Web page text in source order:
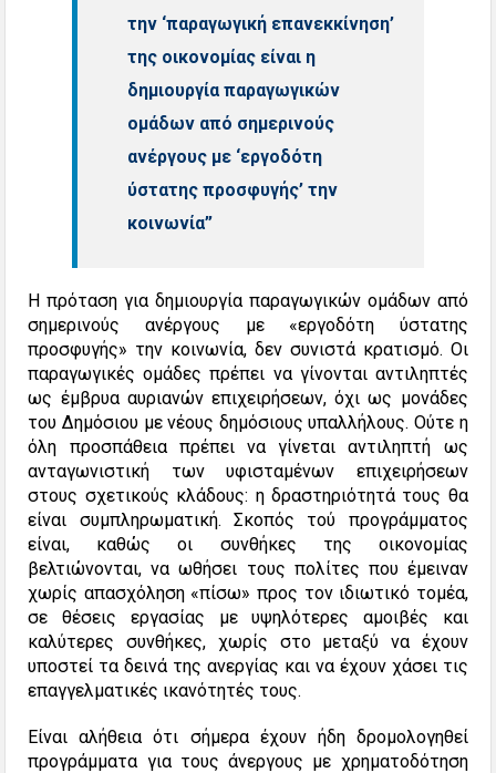
την ‘παραγωγική επανεκκίνηση’
της οικονομίας είναι η
δημιουργία παραγωγικών
ομάδων από σημερινούς
ανέργους με ‘εργοδότη
ύστατης προσφυγής’ την
κοινωνία”
Η πρόταση για δημιουργία παραγωγικών ομάδων από
σημερινούς ανέργους με «εργοδότη ύστατης
προσφυγής» την κοινωνία, δεν συνιστά κρατισμό. Οι
παραγωγικές ομάδες πρέπει να γίνονται αντιληπτές
ως έμβρυα αυριανών επιχειρήσεων, όχι ως μονάδες
του Δημόσιου με νέους δημόσιους υπαλλήλους. Ούτε η
όλη προσπάθεια πρέπει να γίνεται αντιληπτή ως
ανταγωνιστική των υφισταμένων επιχειρήσεων
στους σχετικούς κλάδους: η δραστηριότητά τους θα
είναι συμπληρωματική. Σκοπός τού προγράμματος
είναι, καθώς οι συνθήκες της οικονομίας
βελτιώνονται, να ωθήσει τους πολίτες που έμειναν
χωρίς απασχόληση «πίσω» προς τον ιδιωτικό τομέα,
σε θέσεις εργασίας με υψηλότερες αμοιβές και
καλύτερες συνθήκες, χωρίς στο μεταξύ να έχουν
υποστεί τα δεινά της ανεργίας και να έχουν χάσει τις
επαγγελματικές ικανότητές τους.
Είναι αλήθεια ότι σήμερα έχουν ήδη δρομολογηθεί
προγράμματα για τους άνεργους με χρηματοδότηση